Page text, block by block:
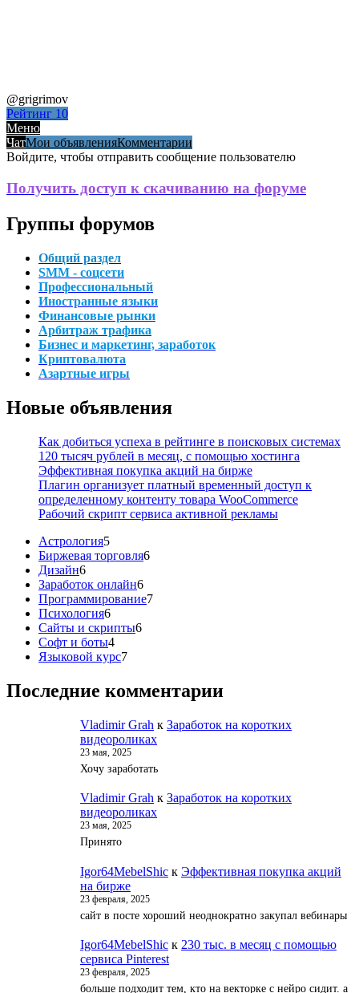
@grigrimov
Рейтинг 10
Меню
ЧатМои объявленияКомментарии
Войдите, чтобы отправить сообщение пользователю
Получить доступ к скачиванию на форуме
Группы форумов
Общий раздел
SMM - соцсети
Профессиональный
Иностранные языки
Финансовые рынки
Арбитраж трафика
Бизнес и маркетинг, заработок
Криптовалюта
Азартные игры
Новые объявления
Как добиться успеха в рейтинге в поисковых системах
120 тысяч рублей в месяц, с помощью хостинга
Эффективная покупка акций на бирже
Плагин организует платный временный доступ к
определенному контенту товара WooCommerce
Рабочий скрипт сервиса активной рекламы
Астрология55
товаров
Биржевая торговля66
Дизайн66
товаров
Заработок онлайн66
товаров
Программирование77
Психология66
товаров
Сайты и скрипты66
Софт и боты44
товара
Языковой курс77
Последние комментарии
Vladimir Grah к Заработок на коротких
видеороликах
23 мая, 2025
Хочу заработать
Vladimir Grah к Заработок на коротких
видеороликах
23 мая, 2025
Принято
Igor64MebelShic к Эффективная покупка акций
на бирже
23 февраля, 2025
сайт в посте хороший неоднократно закупал вебинары
Igor64MebelShic к 230 тыс. в месяц с помощью
сервиса Pinterest
23 февраля, 2025
больше подходит тем, кто на векторке с нейро сидит. а